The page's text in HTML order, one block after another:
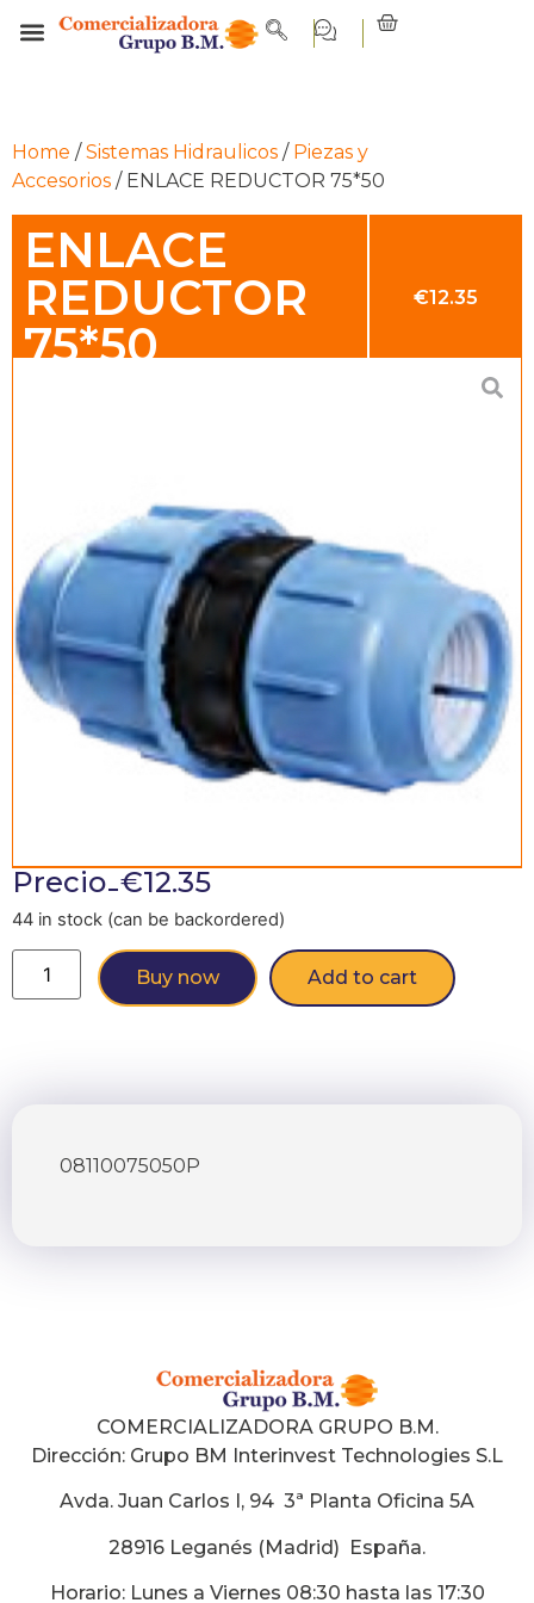
Home /Sistemas Hidraulicos / Piezas y
Accesorios / ENLACE REDUCTOR 75*50
ENLACE
REDUCTOR
75*50
€12.35
Precio-€12.35
44 in stock (can be backordered)
Buy now Add to cart
08110075050P
COMERCIALIZADORA GRUPO B.M.
Dirección: Grupo BM Interinvest Technologies S.L
Avda. Juan Carlos I, 94 3ª Planta Oficina 5A
28916 Leganés (Madrid) España.
Horario: Lunes a Viernes 08:30 hasta las 17:30